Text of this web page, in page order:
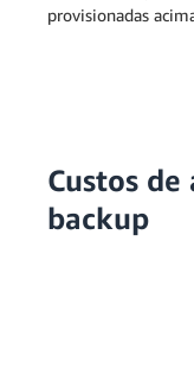
provisionadas
Custos
backup